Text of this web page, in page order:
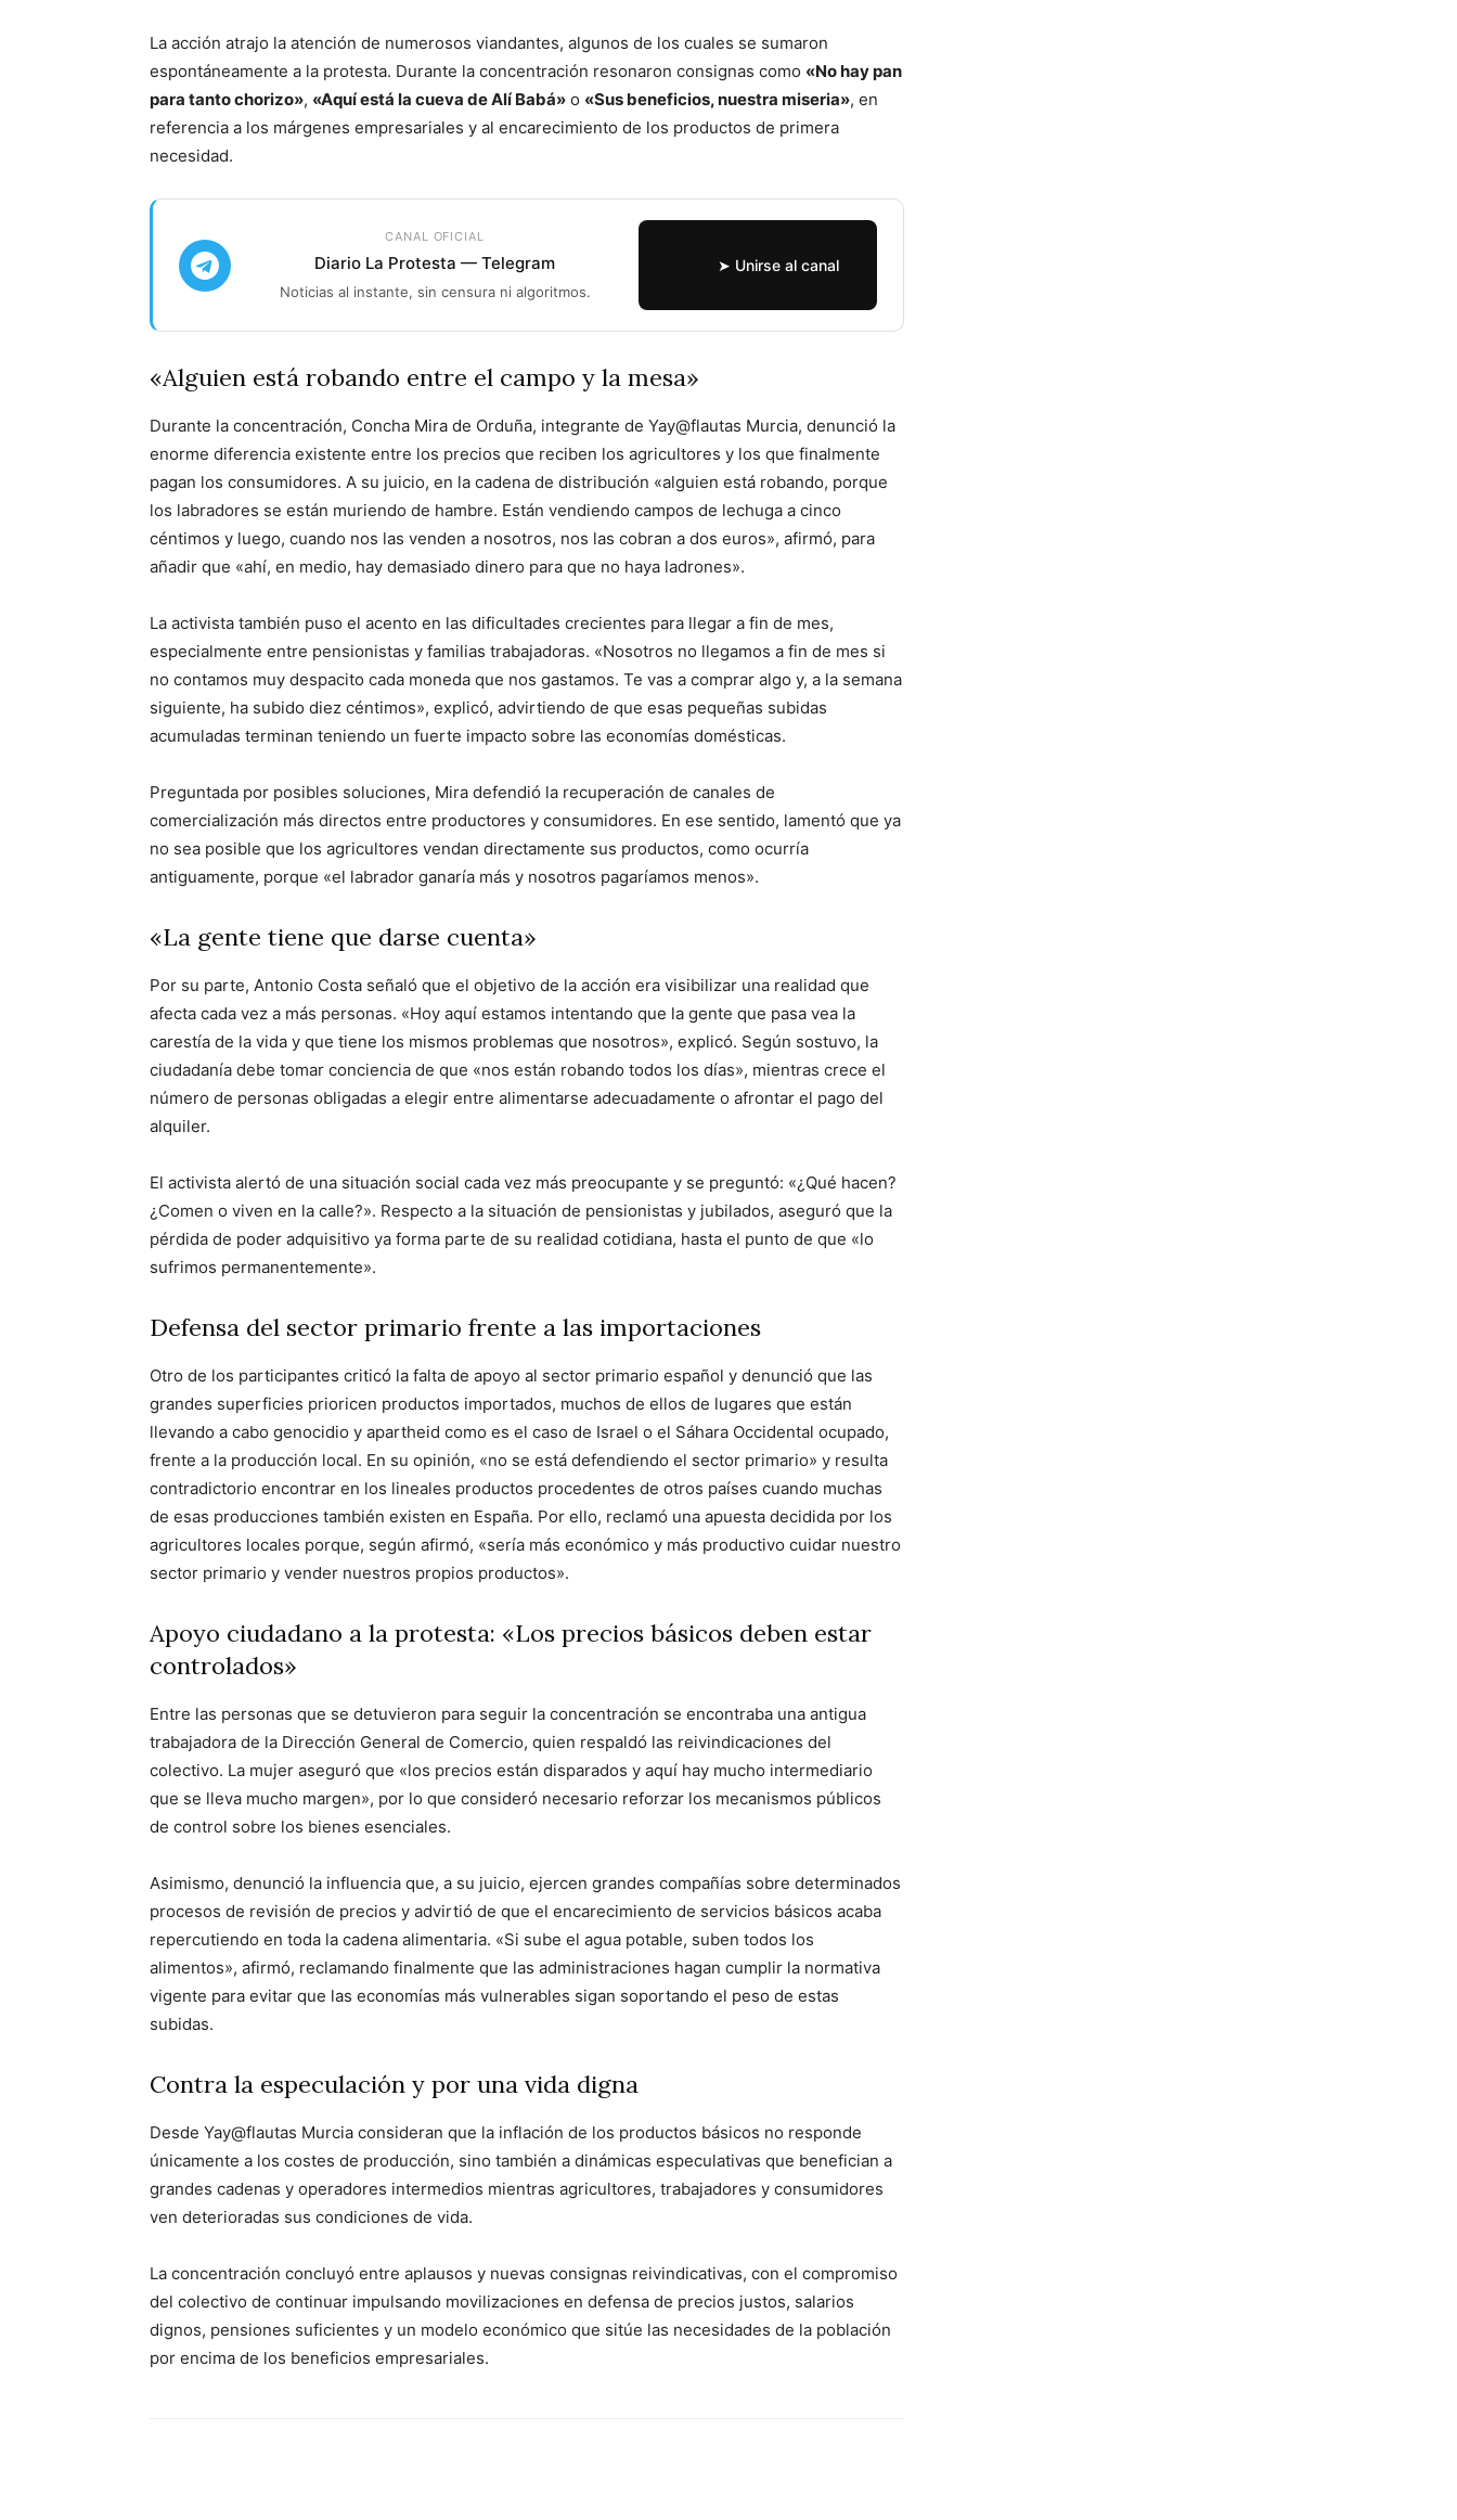
La acción atrajo la atención de numerosos viandantes, algunos de los cuales se sumaron
espontáneamente a la protesta. Durante la concentración resonaron consignas como «No hay pan
para tanto chorizo», «Aquí está la cueva de Alí Babá» o «Sus beneficios, nuestra miseria», en
referencia a los márgenes empresariales y al encarecimiento de los productos de primera
necesidad.
CANAL OFICIAL
Diario La Protesta — Telegram
Noticias al instante, sin censura ni algoritmos.
➤ Unirse al canal
«Alguien está robando entre el campo y la mesa»
Durante la concentración, Concha Mira de Orduña, integrante de Yay@flautas Murcia, denunció la
enorme diferencia existente entre los precios que reciben los agricultores y los que finalmente
pagan los consumidores. A su juicio, en la cadena de distribución «alguien está robando, porque
los labradores se están muriendo de hambre. Están vendiendo campos de lechuga a cinco
céntimos y luego, cuando nos las venden a nosotros, nos las cobran a dos euros», afirmó, para
añadir que «ahí, en medio, hay demasiado dinero para que no haya ladrones».
La activista también puso el acento en las dificultades crecientes para llegar a fin de mes,
especialmente entre pensionistas y familias trabajadoras. «Nosotros no llegamos a fin de mes si
no contamos muy despacito cada moneda que nos gastamos. Te vas a comprar algo y, a la semana
siguiente, ha subido diez céntimos», explicó, advirtiendo de que esas pequeñas subidas
acumuladas terminan teniendo un fuerte impacto sobre las economías domésticas.
Preguntada por posibles soluciones, Mira defendió la recuperación de canales de
comercialización más directos entre productores y consumidores. En ese sentido, lamentó que ya
no sea posible que los agricultores vendan directamente sus productos, como ocurría
antiguamente, porque «el labrador ganaría más y nosotros pagaríamos menos».
«La gente tiene que darse cuenta»
Por su parte, Antonio Costa señaló que el objetivo de la acción era visibilizar una realidad que
afecta cada vez a más personas. «Hoy aquí estamos intentando que la gente que pasa vea la
carestía de la vida y que tiene los mismos problemas que nosotros», explicó. Según sostuvo, la
ciudadanía debe tomar conciencia de que «nos están robando todos los días», mientras crece el
número de personas obligadas a elegir entre alimentarse adecuadamente o afrontar el pago del
alquiler.
El activista alertó de una situación social cada vez más preocupante y se preguntó: «¿Qué hacen?
¿Comen o viven en la calle?». Respecto a la situación de pensionistas y jubilados, aseguró que la
pérdida de poder adquisitivo ya forma parte de su realidad cotidiana, hasta el punto de que «lo
sufrimos permanentemente».
Defensa del sector primario frente a las importaciones
Otro de los participantes criticó la falta de apoyo al sector primario español y denunció que las
grandes superficies prioricen productos importados, muchos de ellos de lugares que están
llevando a cabo genocidio y apartheid como es el caso de Israel o el Sáhara Occidental ocupado,
frente a la producción local. En su opinión, «no se está defendiendo el sector primario» y resulta
contradictorio encontrar en los lineales productos procedentes de otros países cuando muchas
de esas producciones también existen en España. Por ello, reclamó una apuesta decidida por los
agricultores locales porque, según afirmó, «sería más económico y más productivo cuidar nuestro
sector primario y vender nuestros propios productos».
Apoyo ciudadano a la protesta: «Los precios básicos deben estar
controlados»
Entre las personas que se detuvieron para seguir la concentración se encontraba una antigua
trabajadora de la Dirección General de Comercio, quien respaldó las reivindicaciones del
colectivo. La mujer aseguró que «los precios están disparados y aquí hay mucho intermediario
que se lleva mucho margen», por lo que consideró necesario reforzar los mecanismos públicos
de control sobre los bienes esenciales.
Asimismo, denunció la influencia que, a su juicio, ejercen grandes compañías sobre determinados
procesos de revisión de precios y advirtió de que el encarecimiento de servicios básicos acaba
repercutiendo en toda la cadena alimentaria. «Si sube el agua potable, suben todos los
alimentos», afirmó, reclamando finalmente que las administraciones hagan cumplir la normativa
vigente para evitar que las economías más vulnerables sigan soportando el peso de estas
subidas.
Contra la especulación y por una vida digna
Desde Yay@flautas Murcia consideran que la inflación de los productos básicos no responde
únicamente a los costes de producción, sino también a dinámicas especulativas que benefician a
grandes cadenas y operadores intermedios mientras agricultores, trabajadores y consumidores
ven deterioradas sus condiciones de vida.
La concentración concluyó entre aplausos y nuevas consignas reivindicativas, con el compromiso
del colectivo de continuar impulsando movilizaciones en defensa de precios justos, salarios
dignos, pensiones suficientes y un modelo económico que sitúe las necesidades de la población
por encima de los beneficios empresariales.